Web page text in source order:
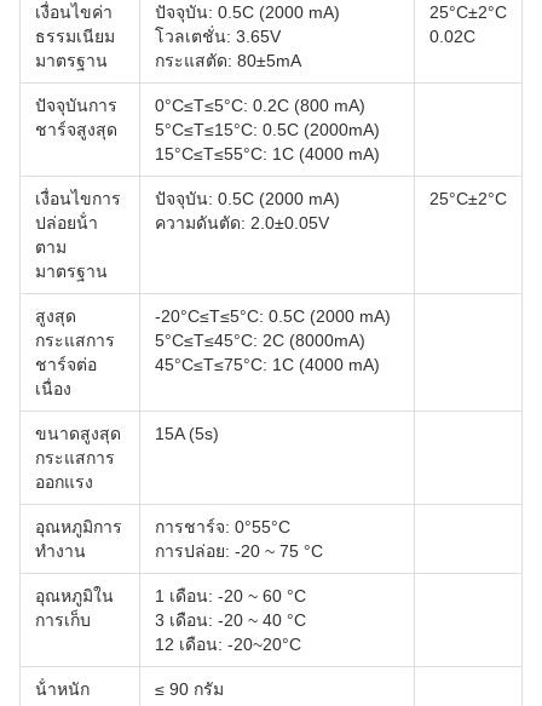
เงื่อนไขค่า
ธรรมเนียม
มาตรฐาน
ปัจจุบัน: 0.5C (2000 mA)
โวลเตชั่น: 3.65V
กระแสตัด: 80±5mA
25°C±2°C
0.02C
ปัจจุบันการ
ชาร์จสูงสุด
0°C≤T≤5°C: 0.2C (800 mA)
5°C≤T≤15°C: 0.5C (2000mA)
15°C≤T≤55°C: 1C (4000 mA)
เงื่อนไขการ
ปล่อยน้ํา
ตาม
มาตรฐาน
ปัจจุบัน: 0.5C (2000 mA)
ความดันตัด: 2.0±0.05V
25°C±2°C
สูงสุด
กระแสการ
ชาร์จต่อ
เนื่อง
-20°C≤T≤5°C: 0.5C (2000 mA)
5°C≤T≤45°C: 2C (8000mA)
45°C≤T≤75°C: 1C (4000 mA)
ขนาดสูงสุด
กระแสการ
ออกแรง
15A (5s)
อุณหภูมิการ
ทํางาน
การชาร์จ: 0°55°C
การปล่อย: -20 ~ 75 °C
อุณหภูมิใน
การเก็บ
1 เดือน: -20 ~ 60 °C
3 เดือน: -20 ~ 40 °C
12 เดือน: -20~20°C
น้ําหนัก ≤ 90 กรัม